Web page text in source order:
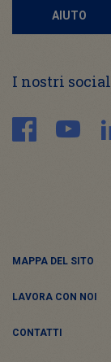
AIUTO
I nostri
MAPPA DEL SITO
LAVORA CON NOI
CONTATTI